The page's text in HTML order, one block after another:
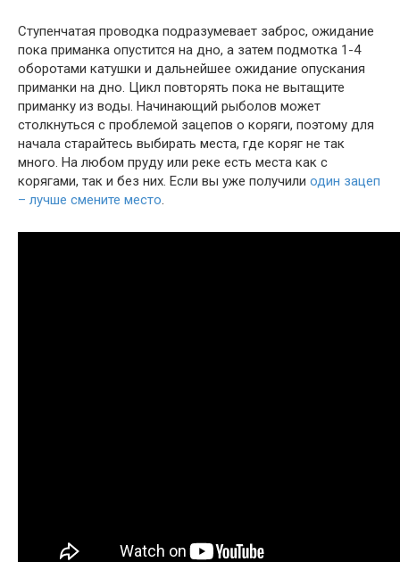
Ступенчатая проводка подразумевает заброс, ожидание
пока приманка опустится на дно, а затем подмотка 1-4
оборотами катушки и дальнейшее ожидание опускания
приманки на дно. Цикл повторять пока не вытащите
приманку из воды. Начинающий рыболов может
столкнуться с проблемой зацепов о коряги, поэтому для
начала старайтесь выбирать места, где коряг не так
много. На любом пруду или реке есть места как с
корягами, так и без них. Если вы уже получили один зацеп
– лучше смените место.